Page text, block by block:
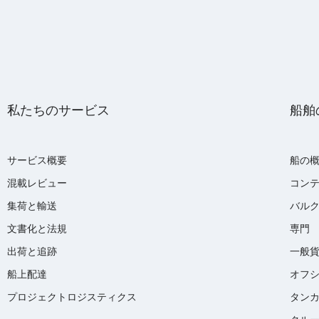
私たちのサービス
サービス概要
混載レビュー
集荷と輸送
文書化と法規
出荷と追跡
船上配達
プロジェクトロジスティクス
船
船の
コン
バル
専門
一般
オフ
タン